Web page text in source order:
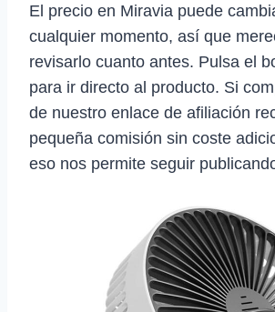
El precio en Miravia puede
cualquier momento, así que
revisarlo cuanto antes. Pulsa el
para ir directo al producto. Si
de nuestro enlace de afiliación
pequeña comisión sin coste
eso nos permite seguir